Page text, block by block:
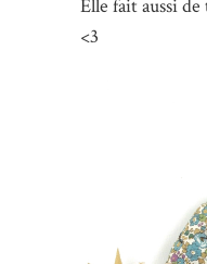
Elle fait aussi
<3